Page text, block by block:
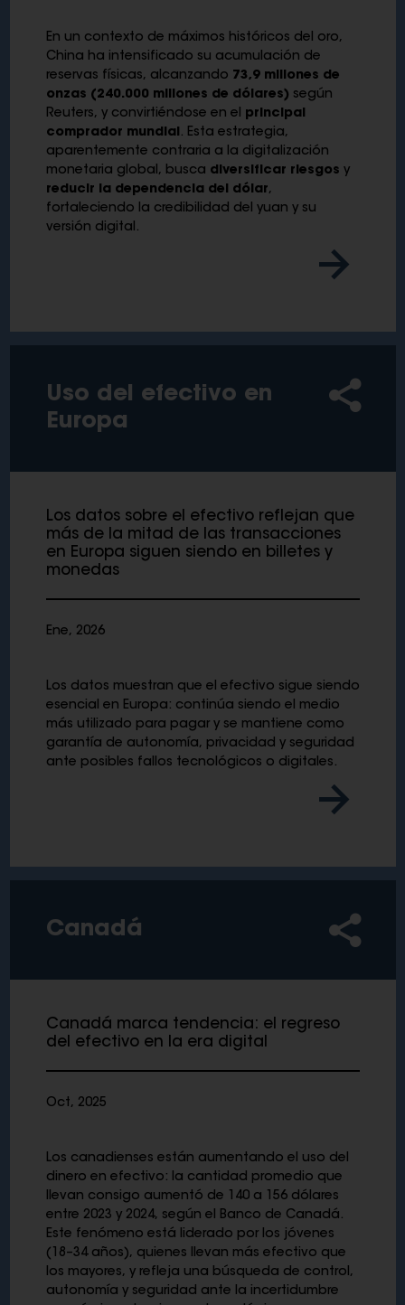
En un contexto de máximos históricos del oro,
China ha intensificado su acumulación de
reservas físicas, alcanzando 73,9 millones de
onzas (240.000 millones de dólares) según
Reuters, y convirtiéndose en el principal
comprador mundial . Esta estrategia,
aparentemente contraria a la digitalización
monetaria global, busca diversificar riesgos y
reducir la dependencia del dólar,
fortaleciendo la credibilidad del yuan y su
versión digital.
Uso del efectivo en
Europa
Los datos sobre el efectivo reflejan que
más de la mitad de las transacciones
en Europa siguen siendo en billetes y
monedas
Ene, 2026
Los datos muestran que el efectivo sigue siendo
esencial en Europa: continúa siendo el medio
más utilizado para pagar y se mantiene como
garantía de autonomía, privacidad y seguridad
ante posibles fallos tecnológicos o digitales.
Canadá
Canadá marca tendencia: el regreso
del efectivo en la era digital
Oct, 2025
Los canadienses están aumentando el uso del
dinero en efectivo: la cantidad promedio que
llevan consigo aumentó de 140 a 156 dólares
entre 2023 y 2024, según el Banco de Canadá.
Este fenómeno está liderado por los jóvenes
(18–34 años), quienes llevan más efectivo que
los mayores, y refleja una búsqueda de control,
autonomía y seguridad ante la incertidumbre